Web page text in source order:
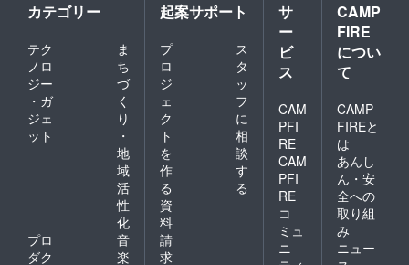
だき「ＳＮＳでの拡
紹介」をして下さる
方。必ずしもサポート
（ご支援）は必要ござ
いません。・「無料体
験レッスン」のレポー
トやFacebookにて、
レッスン風景やLIVE動
画などにご使用するこ
とを了解いただける
カテゴリー
テク
ノロ
ジー
・ガ
ジェ
ット
ま
ち
づ
く
り
・
地
域
活
性
化
プロ
ダク
音
楽
起案サポート
プ
ロ
ジ
ェ
ク
ト
を
作
る
ス
タ
ッ
フ
に
相
談
す
る
資
料
請
求
サ
ー
ビ
ス
CAM
PFI
RE
CAM
PFI
RE
コ
ミュ
ニ
CAMP
FIRE
につい
て
CAMP
FIREと
は
あんし
ん・安
全への
取り組
み
ニュー